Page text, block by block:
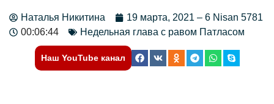
Наталья Никитина
19 марта, 2021 – 6 Nisan 5781
00:06:44
Недельная глава с равом Патласом
Наш YouTube канал